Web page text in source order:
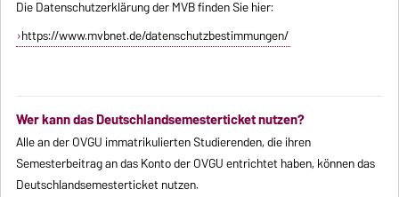
Die Datenschutzerklärung der MVB finden Sie hier:
https://www.mvbnet.de/datenschutzbestimmungen/
Wer kann das Deutschlandsemesterticket nutzen?
Alle an der OVGU immatrikulierten Studierenden, die ihren
Semesterbeitrag an das Konto der OVGU entrichtet haben, können das
Deutschlandsemesterticket nutzen.